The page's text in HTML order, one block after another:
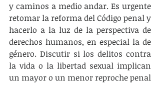
y caminos a medio andar. Es urgente
retomar la reforma del Código penal y
hacerlo a la luz de la perspectiva de
derechos humanos, en especial la de
género. Discutir si los delitos contra
la vida o la libertad sexual implican
un mayor o un menor reproche penal